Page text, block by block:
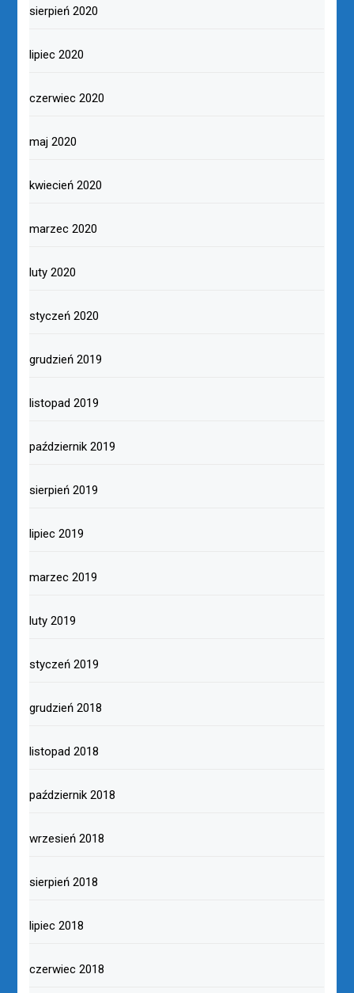
sierpień 2020
lipiec 2020
czerwiec 2020
maj 2020
kwiecień 2020
marzec 2020
luty 2020
styczeń 2020
grudzień 2019
listopad 2019
październik 2019
sierpień 2019
lipiec 2019
marzec 2019
luty 2019
styczeń 2019
grudzień 2018
listopad 2018
październik 2018
wrzesień 2018
sierpień 2018
lipiec 2018
czerwiec 2018